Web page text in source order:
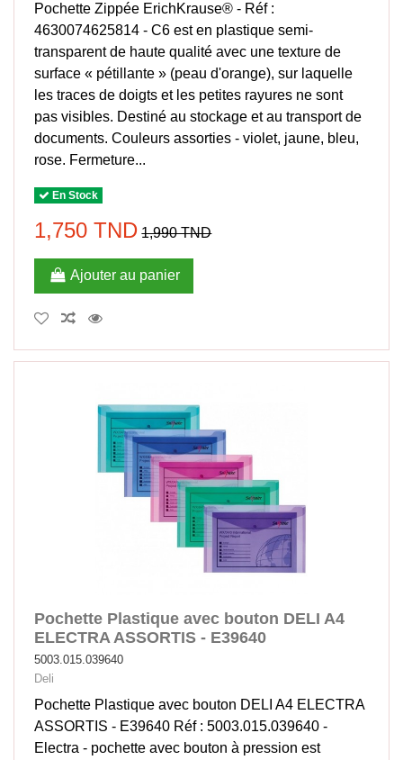
Pochette Zippée ErichKrause® - Réf :
4630074625814 - C6 est en plastique semi-
transparent de haute qualité avec une texture de
surface « pétillante » (peau d'orange), sur laquelle
les traces de doigts et les petites rayures ne sont
pas visibles. Destiné au stockage et au transport de
documents. Couleurs assorties - violet, jaune, bleu,
rose. Fermeture...
En Stock
1,750 TND 1,990 TND
Ajouter au panier
Pochette Plastique avec bouton DELI A4
ELECTRA ASSORTIS - E39640
5003.015.039640
Deli
Pochette Plastique avec bouton DELI A4 ELECTRA
ASSORTIS - E39640 Réf : 5003.015.039640 -
Electra - pochette avec bouton à pression est